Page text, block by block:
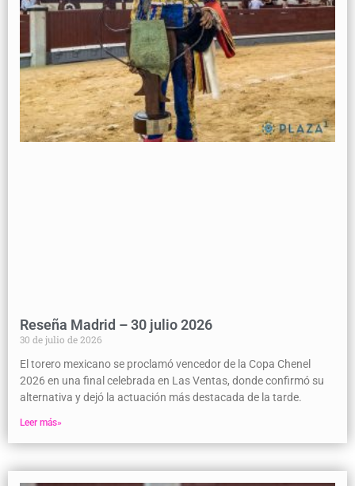
Reseña Madrid – 30 julio 2026
30 de julio de 2026
El torero mexicano se proclamó vencedor de la Copa Chenel
2026 en una final celebrada en Las Ventas, donde confirmó su
alternativa y dejó la actuación más destacada de la tarde.
Leer más»